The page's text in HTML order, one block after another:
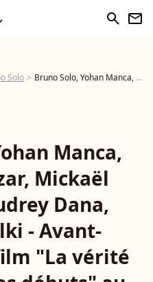
search newsletter
Solo Bruno Solo, Yohan Manca, Anton Csaszar, Mickaël Lumière, Audrey Dana, Gilbert Melki - Avant-première du film "La vérité si je mens ! Les débuts" au cinéma le Grand Rex à Paris le 15 octobre 2019. © Coadic Guirec/Bestimage - Photo
Manca,
Mickaël
Dana,
- Avant-
"La vérité